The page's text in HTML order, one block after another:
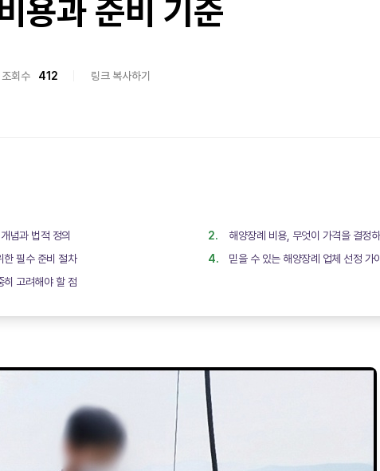
용과 준비 기준
조회수 412 링크 복사하기
념과 법적 정의
해양장례 비용, 무엇이 가격을 결정
한 필수 준비 절차
믿을 수 있는 해양장례 업체 선정 가
히 고려해야 할 점